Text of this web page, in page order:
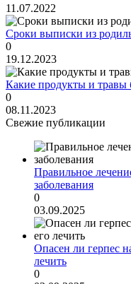
11.07.2022
Сроки выписки из
0
19.12.2023
Какие продукты и травы
0
08.11.2023
Свежие публикации
Правильное
заболевания
0
03.09.2025
Опасен ли герпес
лечить
0